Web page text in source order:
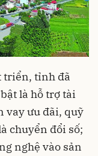
triển, tỉnh đã
là hỗ trợ tài
vay ưu đãi, quỹ
chuyển đổi số;
nghệ vào sản